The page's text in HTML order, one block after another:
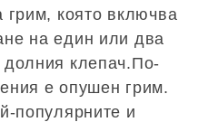
грим, която включва
на един или два
клепач.По-
е опушен грим.
популярните и